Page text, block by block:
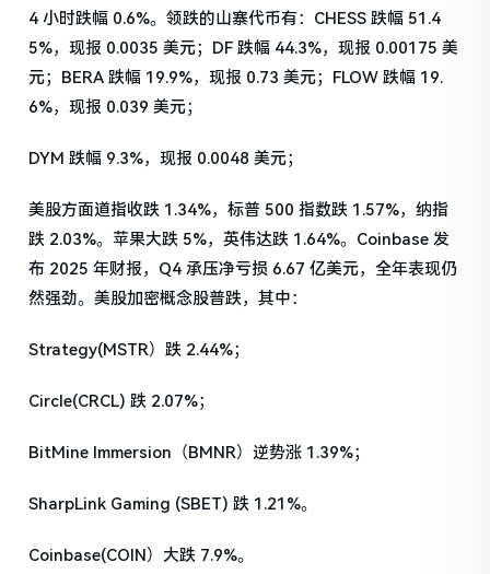
4 小时跌幅 0.6%。领跌的山寨代币有：CHESS 跌幅 51.4
5%，现报 0.0035 美元；DF 跌幅 44.3%，现报 0.00175 美
元；BERA 跌幅 19.9%，现报 0.73 美元；FLOW 跌幅 19.
6%，现报 0.039 美元；
DYM 跌幅 9.3%，现报 0.0048 美元；
美股方面道指收跌 1.34%，标普 500 指数跌 1.57%，纳指
跌 2.03%。苹果大跌 5%，英伟达跌 1.64%。Coinbase 发
布 2025 年财报，Q4 承压净亏损 6.67 亿美元，全年表现仍
然强劲。美股加密概念股普跌，其中：
Strategy(MSTR）跌 2.44%；
Circle(CRCL) 跌 2.07%；
BitMine Immersion（BMNR）逆势涨 1.39%；
SharpLink Gaming (SBET) 跌 1.21%。
Coinbase(COIN）大跌 7.9%。